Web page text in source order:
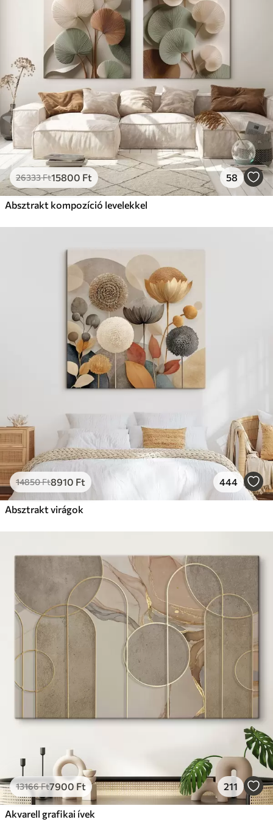
Prémium
19750Ft
✓Élénk, gazdag színek
✓Fakulásálló
Biztonságos, szagtalan tinta
✓Vászonhatású felület
✗Környezetbarát anyag
Eco-Prémium
Tól24810Ft
✓Élénk, gazdag színek
✓Fakulásálló
Környezetbarát anyag
26333Ft15800 Ft 58
Absztrakt kompozíció levelekkel
14850Ft8910 Ft 444
Absztrakt virágok
13166Ft7900 Ft 211
Akvarell grafikai ívek